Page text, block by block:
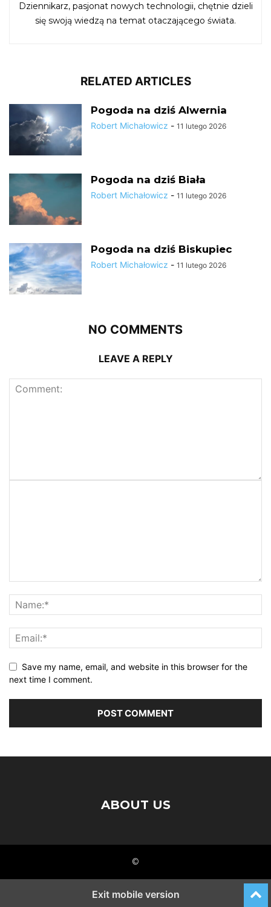
Dziennikarz, pasjonat nowych technologii, chętnie dzieli
się swoją wiedzą na temat otaczającego świata.
RELATED ARTICLES
Pogoda na dziś Alwernia
Robert Michałowicz - 11 lutego 2026
Pogoda na dziś Biała
Robert Michałowicz - 11 lutego 2026
Pogoda na dziś Biskupiec
Robert Michałowicz - 11 lutego 2026
NO COMMENTS
LEAVE A REPLY
Save my name, email, and website in this browser for the
next time I comment.
ABOUT US
©
Exit mobile version